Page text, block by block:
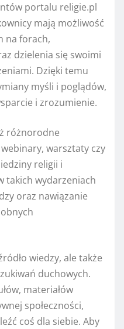
portalu religie.pl
mają możliwość
na forach,
dzielenia się swoimi
Dzięki temu
myśli i poglądów,
i zrozumienie.
różnorodne
warsztaty czy
religii i
takich wydarzeniach
oraz nawiązanie
wiedzy, ale także
duchowych.
materiałów
społeczności,
coś dla siebie. Aby